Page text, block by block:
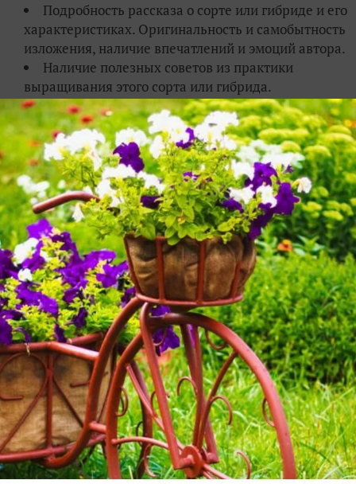
Подробность рассказа о сорте или гибриде и его
характеристиках. Оригинальность и самобытность
изложения, наличие впечатлений и эмоций автора.
Наличие полезных советов из практики
выращивания этого сорта или гибрида.
Красота и качество фотографий, особенно
первой, их информативность и разнообразие.
Определение победителей
конкурса
Пятеропобедителейопределятся по сумме
голосов членов жюри.
Если какие-то работы наберут одинаковое
количество голосов жюри, то выше в итоговом
списке окажутся финалисты, чьи работы набрали
большее количество«спасибо» отпользователей
на момент окончания голосования.
В случае, если от одного участника в финал
вышло несколько работ, в общий зачёт ему будут
засчитаны «спасибо»работы, набравшей
наибольшее их количество.
В случае если какие-то работы наберут
одинаковое количество голосов жюри и
одинаковое количество«спасибо» от